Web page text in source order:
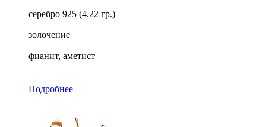
серебро 925 (4.22 гр.)
золочение
фианит, аметист
Подробнее